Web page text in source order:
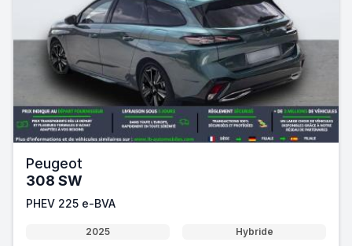
Peugeot
308 SW
PHEV 225 e-BVA
2025
Hybride